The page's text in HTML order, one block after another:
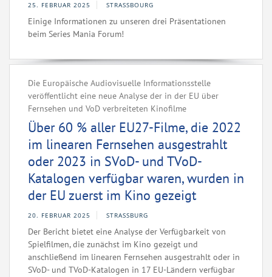
25. FEBRUAR 2025 STRASSBOURG
Einige Informationen zu unseren drei Präsentationen
beim Series Mania Forum!
Die Europäische Audiovisuelle Informationsstelle
veröffentlicht eine neue Analyse der in der EU über
Fernsehen und VoD verbreiteten Kinofilme
Über 60 % aller EU27-Filme, die 2022
im linearen Fernsehen ausgestrahlt
oder 2023 in SVoD- und TVoD-
Katalogen verfügbar waren, wurden in
der EU zuerst im Kino gezeigt
20. FEBRUAR 2025 STRASSBURG
Der Bericht bietet eine Analyse der Verfügbarkeit von
Spielfilmen, die zunächst im Kino gezeigt und
anschließend im linearen Fernsehen ausgestrahlt oder in
SVoD- und TVoD-Katalogen in 17 EU-Ländern verfügbar